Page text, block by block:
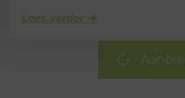
Lees verder ➜